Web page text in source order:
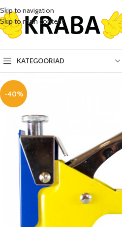
Skip to navigation
Skip to main content
KATEGOORIAD
-40%